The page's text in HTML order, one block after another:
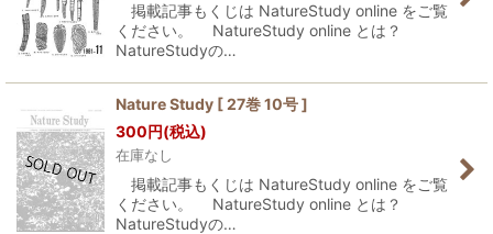
掲載記事もくじは NatureStudy online をご覧
ください。 NatureStudy online とは？
NatureStudyの…
Nature Study [ 27巻 10号 ]
300円(税込)
在庫なし
掲載記事もくじは NatureStudy online をご覧
ください。 NatureStudy online とは？
NatureStudyの…